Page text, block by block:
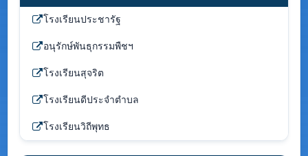
โรงเรียนประชารัฐ
อนุรักษ์พันธุกรรมพืชฯ
โรงเรียนสุจริต
โรงเรียนดีประจำตำบล
โรงเรียนวิถีพุทธ